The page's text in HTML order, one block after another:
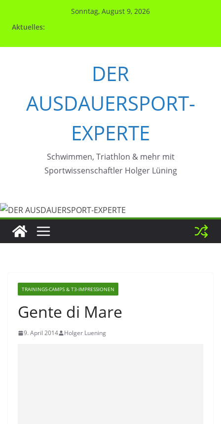
Sonntag, August 9, 2026
Aktuelles:
DER
AUSDAUERSPORT-
EXPERTE
Schwimmen, Triathlon & mehr mit
Sportwissenschaftler Holger Lüning
TRAININGS-CAMPS & T3-IMPRESSIONEN
Gente di Mare
9. April 2014 Holger Luening